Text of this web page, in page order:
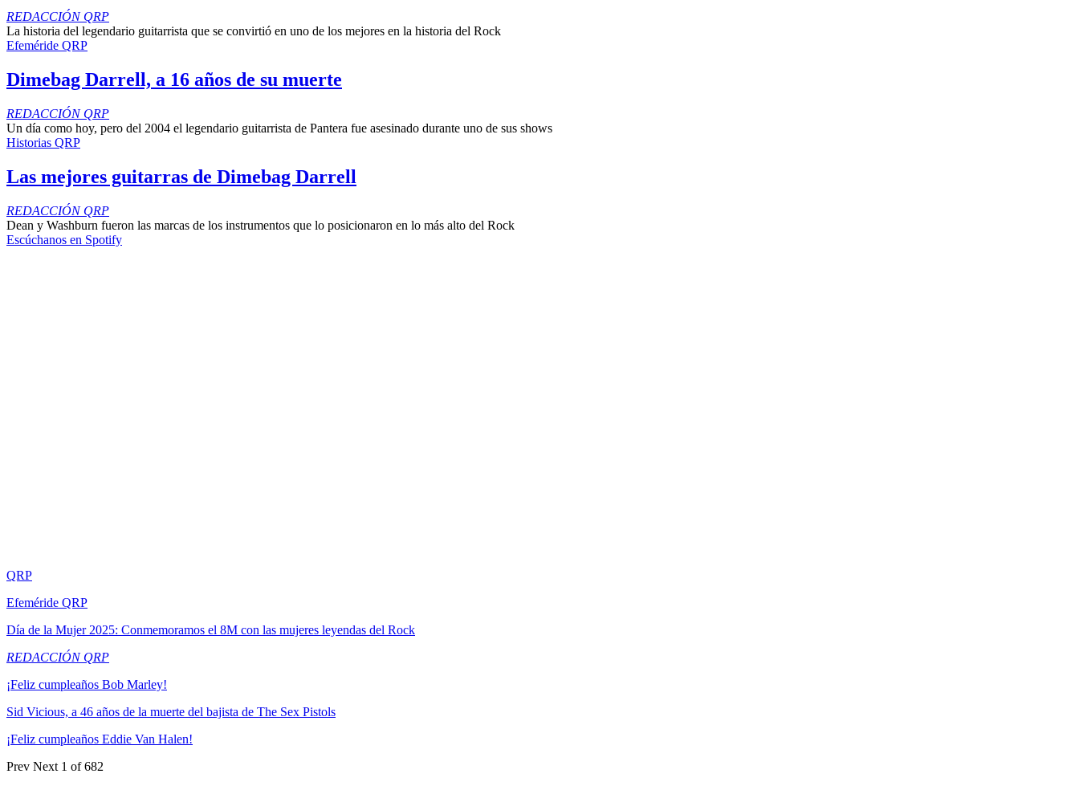
REDACCIÓN QRP
La historia del legendario guitarrista que se convirtió en uno de los mejores en la historia del Rock
Efeméride QRP
Dimebag Darrell, a 16 años de su muerte
REDACCIÓN QRP
Un día como hoy, pero del 2004 el legendario guitarrista de Pantera fue asesinado durante uno de sus shows
Historias QRP
Las mejores guitarras de Dimebag Darrell
REDACCIÓN QRP
Dean y Washburn fueron las marcas de los instrumentos que lo posicionaron en lo más alto del Rock
Escúchanos en Spotify
QRP
Efeméride QRP
Día de la Mujer 2025: Conmemoramos el 8M con las mujeres leyendas del Rock
REDACCIÓN QRP
¡Feliz cumpleaños Bob Marley!
Sid Vicious, a 46 años de la muerte del bajista de The Sex Pistols
¡Feliz cumpleaños Eddie Van Halen!
Prev Next 1 of 682